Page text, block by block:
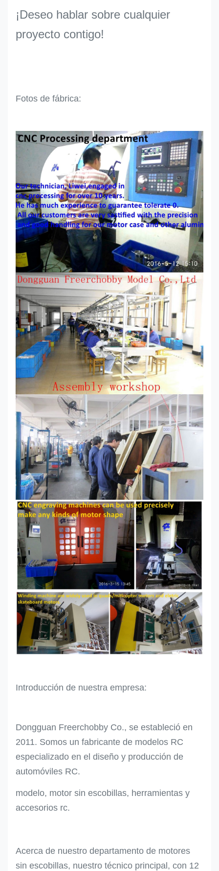
¡Deseo hablar sobre cualquier
proyecto contigo!
Fotos de fábrica:
Introducción de nuestra empresa:
Dongguan Freerchobby Co., se estableció en
2011. Somos un fabricante de modelos RC
especializado en el diseño y producción de
automóviles RC.
modelo, motor sin escobillas, herramientas y
accesorios rc.
Acerca de nuestro departamento de motores
sin escobillas, nuestro técnico principal, con 12